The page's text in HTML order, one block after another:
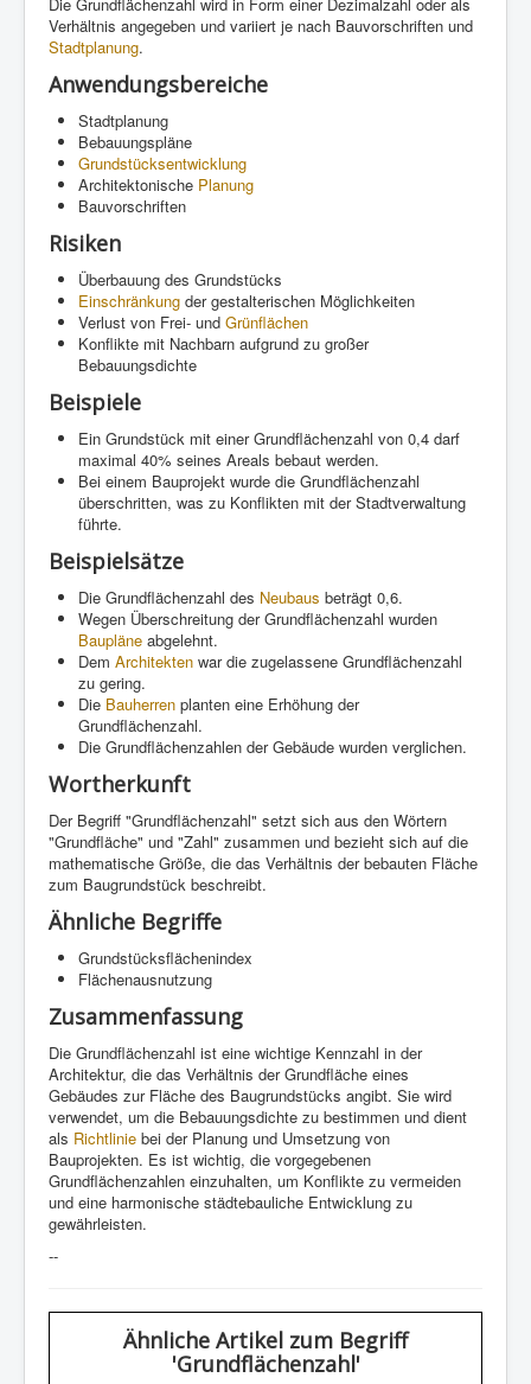
Verhältnis angegeben und variiert je nach Bauvorschriften und
Stadtplanung.
Anwendungsbereiche
Stadtplanung
Bebauungspläne
Grundstücksentwicklung
Architektonische Planung
Bauvorschriften
Risiken
Überbauung des Grundstücks
Einschränkung der gestalterischen Möglichkeiten
Verlust von Frei- und Grünflächen
Konflikte mit Nachbarn aufgrund zu großer
Bebauungsdichte
Beispiele
Ein Grundstück mit einer Grundflächenzahl von 0,4 darf
maximal 40% seines Areals bebaut werden.
Bei einem Bauprojekt wurde die Grundflächenzahl
überschritten, was zu Konflikten mit der Stadtverwaltung
führte.
Beispielsätze
Die Grundflächenzahl des Neubaus beträgt 0,6.
Wegen Überschreitung der Grundflächenzahl wurden
Baupläne abgelehnt.
Dem Architekten war die zugelassene Grundflächenzahl
zu gering.
Die Bauherren planten eine Erhöhung der
Grundflächenzahl.
Die Grundflächenzahlen der Gebäude wurden verglichen.
Wortherkunft
Der Begriff "Grundflächenzahl" setzt sich aus den Wörtern
"Grundfläche" und "Zahl" zusammen und bezieht sich auf die
mathematische Größe, die das Verhältnis der bebauten Fläche
zum Baugrundstück beschreibt.
Ähnliche Begriffe
Grundstücksflächenindex
Flächenausnutzung
Zusammenfassung
Die Grundflächenzahl ist eine wichtige Kennzahl in der
Architektur, die das Verhältnis der Grundfläche eines
Gebäudes zur Fläche des Baugrundstücks angibt. Sie wird
verwendet, um die Bebauungsdichte zu bestimmen und dient
als Richtlinie bei der Planung und Umsetzung von
Bauprojekten. Es ist wichtig, die vorgegebenen
Grundflächenzahlen einzuhalten, um Konflikte zu vermeiden
und eine harmonische städtebauliche Entwicklung zu
gewährleisten.
--
Ähnliche Artikel zum Begriff
'Grundflächenzahl'